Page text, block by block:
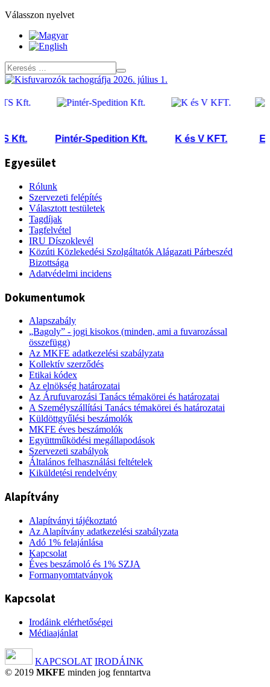
Válasszon nyelvet
Pintér-Spedition Kft. K és V KFT.
Egyesület
Rólunk
Szervezeti felépítés
Választott testületek
Tagdíjak
Tagfelvétel
IRU Díszoklevél
Közúti Közlekedési Szolgáltatók Alágazati Párbeszéd
Bizottsága
Adatvédelmi incidens
Dokumentumok
Alapszabály
„Bagoly” - jogi kisokos (minden, ami a fuvarozással
összefügg)
Az MKFE adatkezelési szabályzata
Kollektív szerződés
Etikai kódex
Az elnökség határozatai
Az Árufuvarozási Tanács témakörei és határozatai
A Személyszállítási Tanács témakörei és határozatai
Küldöttgyűlési beszámolók
MKFE éves beszámolók
Együttműködési megállapodások
Szervezeti szabályok
Általános felhasználási feltételek
Kiküldetési rendelvény
Alapítvány
Alapítványi tájékoztató
Az Alapítvány adatkezelési szabályzata
Adó 1% felajánlása
Kapcsolat
Éves beszámoló és 1% SZJA
Formanyomtatványok
Kapcsolat
Irodáink elérhetőségei
Médiaajánlat
KAPCSOLAT IRODÁINK
© 2019 MKFE minden jog fenntartva